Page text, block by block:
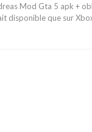
Mod Gta 5 apk +
disponible que sur